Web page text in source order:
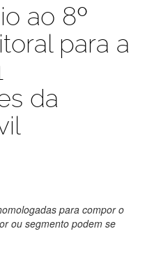
ao 8º
para a
da
para compor o
ou segmento podem se